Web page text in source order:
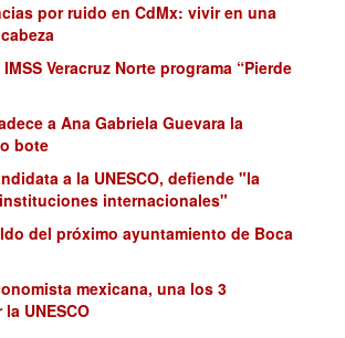
por ruido en CdMx: vivir en una
Veracruz Norte programa “Pierde
a Ana Gabriela Guevara la
bote
a la UNESCO, defiende "la
internacionales"
del próximo ayuntamiento de Boca
mexicana, una los 3
UNESCO